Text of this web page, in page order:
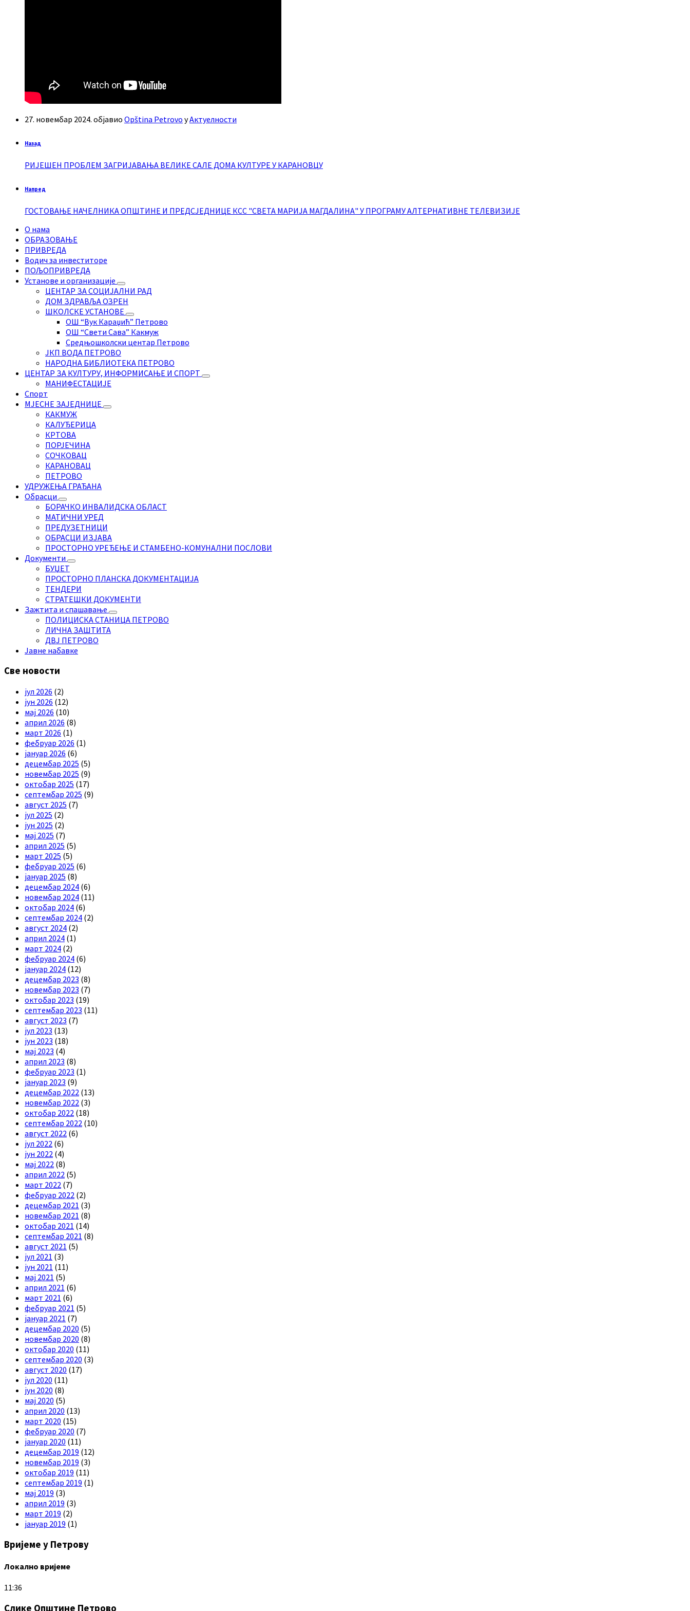
27. новембар 2024. објавио Opština Petrovo уАктуелности
Назад
РИЈЕШЕН ПРОБЛЕМ ЗАГРИЈАВАЊА ВЕЛИКЕ САЛЕ ДОМА КУЛТУРЕ У КАРАНОВЦУ
Напред
ГОСТОВАЊЕ НАЧЕЛНИКА ОПШТИНЕ И ПРЕДСЈЕДНИЦЕ КСС "СВЕТА МАРИЈА МАГДАЛИНА" У ПРОГРАМУ АЛТЕРНАТИВНЕ ТЕЛЕВИЗИЈЕ
О нама
ОБРАЗОВАЊЕ
ПРИВРЕДА
Водич за инвеститоре
ПОЉОПРИВРЕДА
Установе и организације
ЦЕНТАР ЗА СОЦИЈАЛНИ РАД
ДОМ ЗДРАВЉА ОЗРЕН
ШКОЛСКЕ УСТАНОВЕ
ОШ “Вук Караџић” Петрово
ОШ “Свети Сава” Какмуж
Средњошколски центар Петрово
ЈКП ВОДА ПЕТРОВО
НАРОДНА БИБЛИОТЕКА ПЕТРОВО
ЦЕНТАР ЗА КУЛТУРУ, ИНФОРМИСАЊЕ И СПОРТ
МАНИФЕСТАЦИЈЕ
Спорт
МЈЕСНЕ ЗАЈЕДНИЦЕ
КАКМУЖ
КАЛУЂЕРИЦА
КРТОВА
ПОРЈЕЧИНА
СОЧКОВАЦ
КАРАНОВАЦ
ПЕТРОВО
УДРУЖЕЊА ГРАЂАНА
Обрасци
БОРАЧКО ИНВАЛИДСКА ОБЛАСТ
МАТИЧНИ УРЕД
ПРЕДУЗЕТНИЦИ
ОБРАСЦИ ИЗЈАВА
ПРОСТОРНО УРЕЂЕЊЕ И СТАМБЕНО-КОМУНАЛНИ ПОСЛОВИ
Документи
БУЏЕТ
ПРОСТОРНО ПЛАНСКА ДОКУМЕНТАЦИЈА
ТЕНДЕРИ
СТРАТЕШКИ ДОКУМЕНТИ
Зажтита и спашавање
ПОЛИЦИСКА СТАНИЦА ПЕТРОВО
ЛИЧНА ЗАШТИТА
ДВЈ ПЕТРОВО
Јавне набавке
Све новости
јул 2026 (2)
јун 2026 (12)
мај 2026 (10)
април 2026 (8)
март 2026 (1)
фебруар 2026 (1)
јануар 2026 (6)
децембар 2025 (5)
новембар 2025 (9)
октобар 2025 (17)
септембар 2025 (9)
август 2025 (7)
јул 2025 (2)
јун 2025 (2)
мај 2025 (7)
април 2025 (5)
март 2025 (5)
фебруар 2025 (6)
јануар 2025 (8)
децембар 2024 (6)
новембар 2024 (11)
октобар 2024 (6)
септембар 2024 (2)
август 2024 (2)
април 2024 (1)
март 2024 (2)
фебруар 2024 (6)
јануар 2024 (12)
децембар 2023 (8)
новембар 2023 (7)
октобар 2023 (19)
септембар 2023 (11)
август 2023 (7)
јул 2023 (13)
јун 2023 (18)
мај 2023 (4)
април 2023 (8)
фебруар 2023 (1)
јануар 2023 (9)
децембар 2022 (13)
новембар 2022 (3)
октобар 2022 (18)
септембар 2022 (10)
август 2022 (6)
јул 2022 (6)
јун 2022 (4)
мај 2022 (8)
април 2022 (5)
март 2022 (7)
фебруар 2022 (2)
децембар 2021 (3)
новембар 2021 (8)
октобар 2021 (14)
септембар 2021 (8)
август 2021 (5)
јул 2021 (3)
јун 2021 (11)
мај 2021 (5)
април 2021 (6)
март 2021 (6)
фебруар 2021 (5)
јануар 2021 (7)
децембар 2020 (5)
новембар 2020 (8)
октобар 2020 (11)
септембар 2020 (3)
август 2020 (17)
јул 2020 (11)
јун 2020 (8)
мај 2020 (5)
април 2020 (13)
март 2020 (15)
фебруар 2020 (7)
јануар 2020 (11)
децембар 2019 (12)
новембар 2019 (3)
октобар 2019 (11)
септембар 2019 (1)
мај 2019 (3)
април 2019 (3)
март 2019 (2)
јануар 2019 (1)
Вријеме у Петрову
Локално вријеме
11:36
Слике Општине Петрово